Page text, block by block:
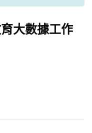
大數據工作